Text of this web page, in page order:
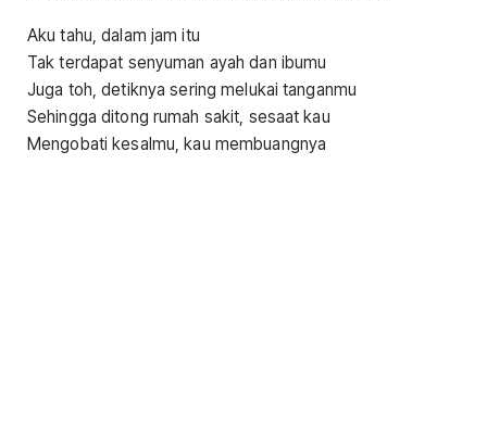
Aku tahu, dalam jam itu
Tak terdapat senyuman ayah dan ibumu
Juga toh, detiknya sering melukai tanganmu
Sehingga ditong rumah sakit, sesaat kau
Mengobati kesalmu, kau membuangnya